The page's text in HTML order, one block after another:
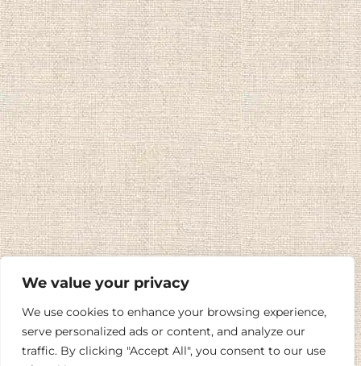
We value your privacy
We use cookies to enhance your browsing experience,
serve personalized ads or content, and analyze our
traffic. By clicking "Accept All", you consent to our use